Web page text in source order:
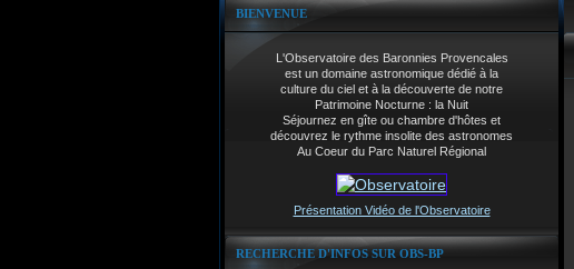
BIENVENUE
L'Observatoire des Baronnies Provencales
est un domaine astronomique dédié à la
culture du ciel et à la découverte de notre
Patrimoine Nocturne : la Nuit
Séjournez en gîte ou chambre d'hôtes et
découvrez le rythme insolite des astronomes
Au Coeur du Parc Naturel Régional
Présentation Vidéo de l'Observatoire
RECHERCHE D'INFOS SUR OBS-BP